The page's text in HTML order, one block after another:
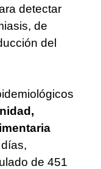
detectar
de
del
de 451